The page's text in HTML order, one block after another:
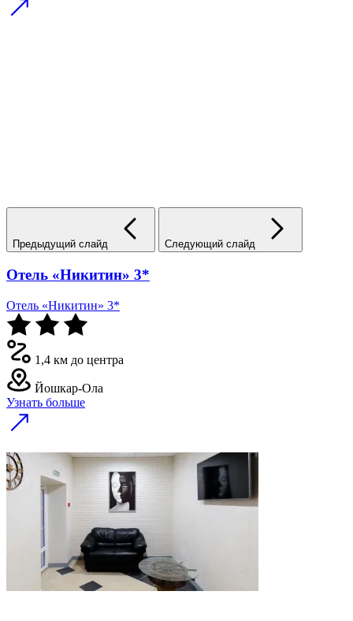
Предыдущий слайд Следующий слайд
Отель «Никитин» 3*
Отель «Никитин» 3*
1,4 км до центра
Йошкар-Ола
Узнать больше